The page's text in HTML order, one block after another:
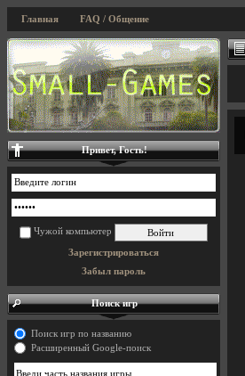
Главная FAQ / Общение
Привет, Гость!
Чужой компьютер
Зарегистрироваться
Забыл пароль
Поиск игр
Поиск игр по названию
Расширенный Google-поиск